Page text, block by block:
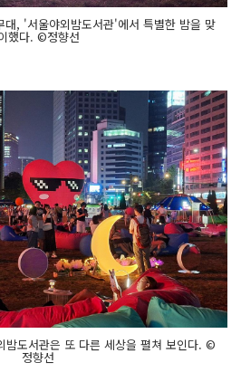
대, '서울야외밤도서관'에서 특별한 밤을 맞
했다. ©정향선
밤도서관은 또 다른 세상을 펼쳐 보인다. ©
정향선